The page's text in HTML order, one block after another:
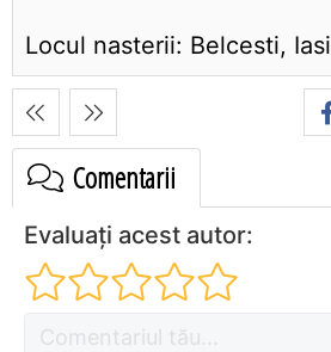
Locul nasterii: Belcesti, Iasi
Comentarii
Evaluați acest autor: